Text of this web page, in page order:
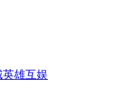
英雄互娱